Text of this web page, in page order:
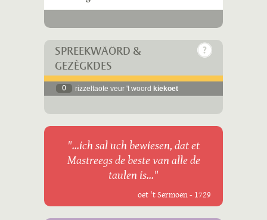
SPREEKWÄÖRD &
GEZÈGKDES
0 rizzeltaote veur 't woord kiekoet
"...ich sal uch bewiesen, dat et
Mastreegs de beste van alle de
taulen is..."
oet 't Sermoen - 1729